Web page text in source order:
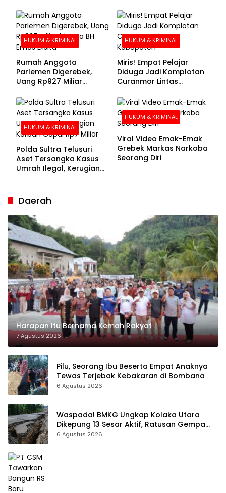
Buronan Segera
Menyerahkan Diri
HUKUM & KRIMINAL
Rumah Anggota
Parlemen Digerebek,
Uang Rp927 Miliar
HUKUM & KRIMINAL
Miris! Empat Pelajar
Diduga Jadi Komplotan
Curanmor Lintas
HUKUM & KRIMINAL
Polda Sultra Telusuri
Aset Tersangka Kasus
Umrah Ilegal, Kerugian
HUKUM & KRIMINAL
Viral Video Emak-Emak
Grebek Markas Narkoba
Seorang Diri
Daerah
Harapan Itu Bernama Kemah Rakyat
7 Agustus 2026
Pilu, Seorang Ibu Beserta Empat Anaknya
Tewas Terjebak Kebakaran di Bombana
6 Agustus 2026
Waspada! BMKG Ungkap Kolaka Utara
Dikepung 13 Sesar Aktif, Ratusan Gempa
Sudah Terekam
6 Agustus 2026